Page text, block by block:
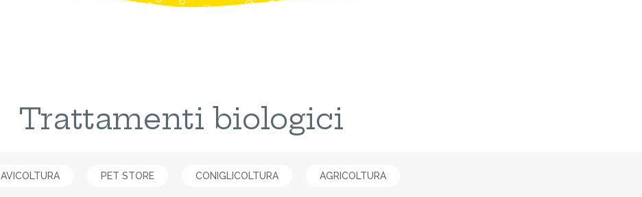
Trattamenti biologici
AVICOLTURA PET STORE CONIGLICOLTURA AGRICOLTURA